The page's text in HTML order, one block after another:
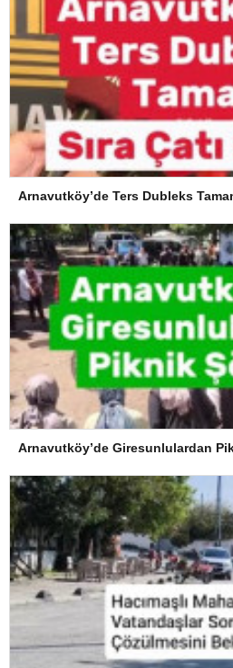
Arnavutköy’de Ters Dubleks
Arnavutköy’de Giresunlulardan